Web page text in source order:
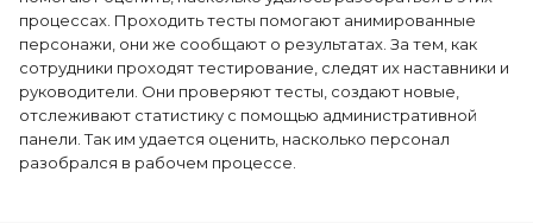
процессах. Проходить тесты помогают анимированные
персонажи, они же сообщают о результатах. За тем, как
сотрудники проходят тестирование, следят их наставники и
руководители. Они проверяют тесты, создают новые,
отслеживают статистику с помощью административной
панели. Так им удается оценить, насколько персонал
разобрался в рабочем процессе.